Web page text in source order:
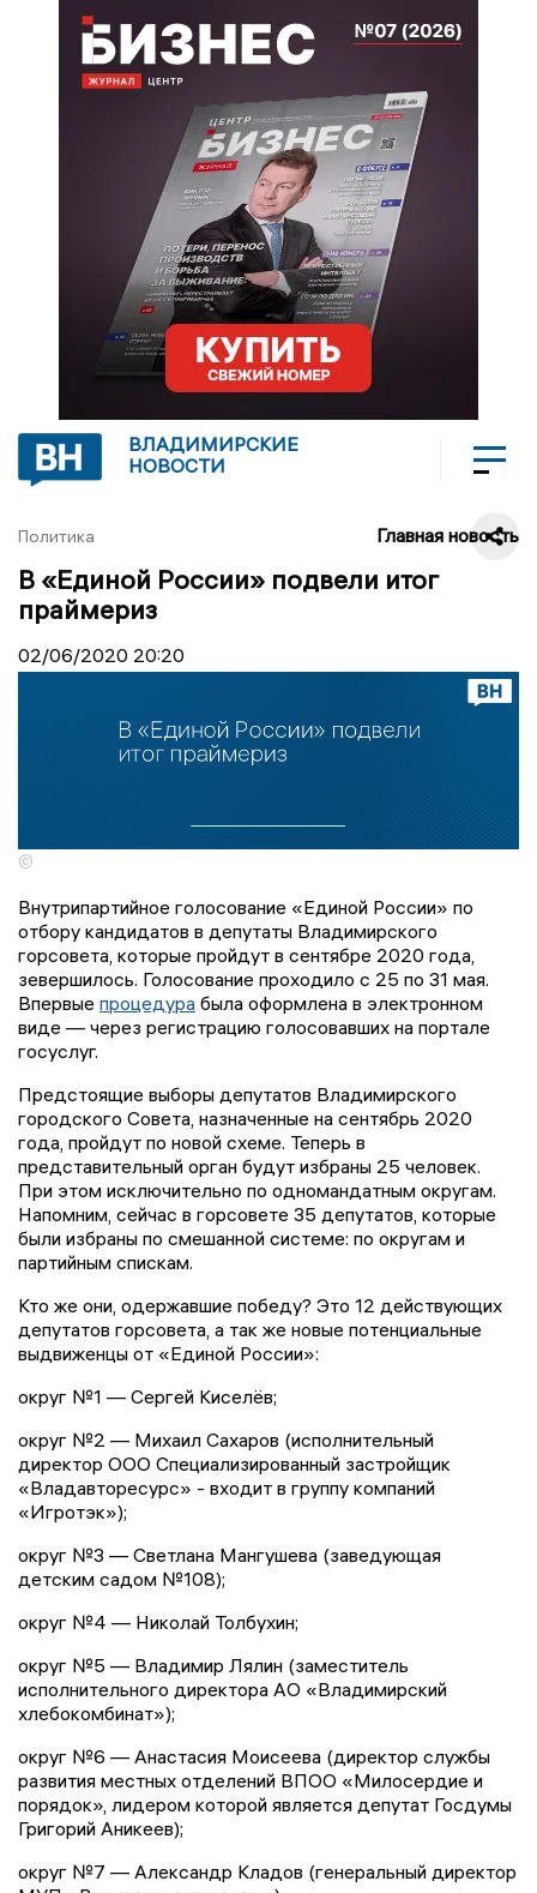
ВЛАДИМИРСКИЕ
НОВОСТИ
Политика Главная новость
В «Единой России» подвели итог
праймериз
02/06/2020 20:20
©
Внутрипартийное голосование «Единой России» по
отбору кандидатов в депутаты Владимирского
горсовета, которые пройдут в сентябре 2020 года,
зевершилось. Голосование проходило с 25 по 31 мая.
Впервые процедура была оформлена в электронном
виде — через регистрацию голосовавших на портале
госуслуг.
Предстоящие выборы депутатов Владимирского
городского Совета, назначенные на сентябрь 2020
года, пройдут по новой схеме. Теперь в
представительный орган будут избраны 25 человек.
При этом исключительно по одномандатным округам.
Напомним, сейчас в горсовете 35 депутатов, которые
были избраны по смешанной системе: по округам и
партийным спискам.
Кто же они, одержавшие победу? Это 12 действующих
депутатов горсовета, а так же новые потенциальные
выдвиженцы от «Единой России»:
округ №1 — Сергей Киселёв;
округ №2 — Михаил Сахаров (исполнительный
директор ООО Специализированный застройщик
«Владавторесурс» - входит в группу компаний
«Игротэк»);
округ №3 — Светлана Мангушева (заведующая
детским садом №108);
округ №4 — Николай Толбухин;
округ №5 — Владимир Лялин (заместитель
исполнительного директора АО «Владимирский
хлебокомбинат»);
округ №6 — Анастасия Моисеева (директор службы
развития местных отделений ВПОО «Милосердие и
порядок», лидером которой является депутат Госдумы
Григорий Аникеев);
округ №7 — Александр Кладов (генеральный директор